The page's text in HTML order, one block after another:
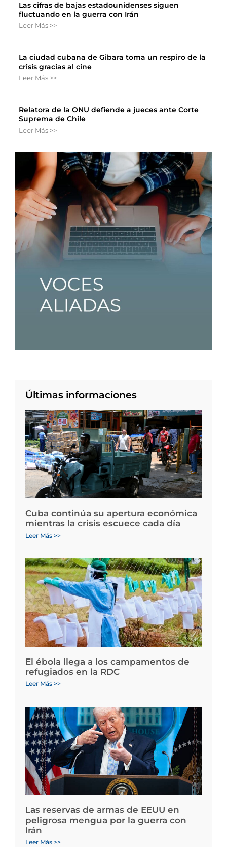
Las cifras de bajas estadounidenses siguen
fluctuando en la guerra con Irán
Leer Más >>
La ciudad cubana de Gibara toma un respiro de la
crisis gracias al cine
Leer Más >>
Relatora de la ONU defiende a jueces ante Corte
Suprema de Chile
Leer Más >>
Últimas informaciones
Cuba continúa su apertura económica
mientras la crisis escuece cada día
Leer Más >>
El ébola llega a los campamentos de
refugiados en la RDC
Leer Más >>
Las reservas de armas de EEUU en
peligrosa mengua por la guerra con
Irán
Leer Más >>